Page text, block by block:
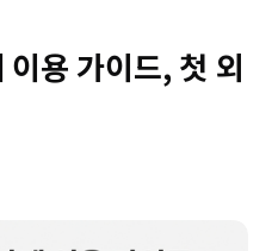
용 가이드, 첫 외